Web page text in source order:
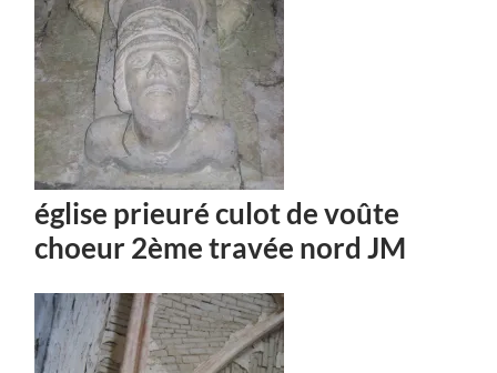
église prieuré culot de voûte
choeur 2ème travée nord JM